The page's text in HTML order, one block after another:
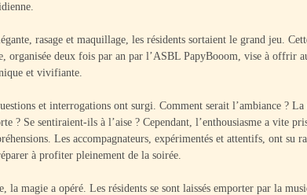
rasage et maquillage, les résidents sortaient le grand jeu.
organisée deux fois par an par l’ASBL PapyBooom, vise à offrir
et vivifiante.
et interrogations ont surgi. Comment serait l’ambiance ? La
? Se sentiraient-ils à l’aise ? Cependant, l’enthousiasme a vite
Les accompagnateurs, expérimentés et attentifs, ont su
à profiter pleinement de la soirée.
la magie a opéré. Les résidents se sont laissés emporter par la